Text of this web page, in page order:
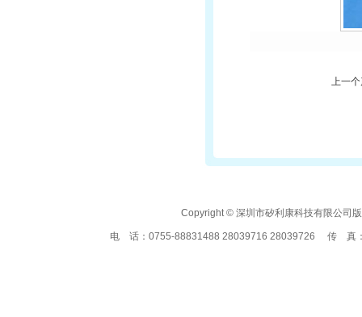
上一
Copyright © 深圳市矽利康科技有限公
电 话：0755-88831488 28039716 28039726 传 真